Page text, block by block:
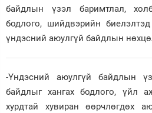
байдлын үзэл баримтлал,
бодлого, шийдвэрийн
үндэсний аюулгүй байдлын
-Үндэсний аюулгүй байдлын
байдлыг хангах бодлого, үйл
хурдтай хувиран өөрчлөгдөх